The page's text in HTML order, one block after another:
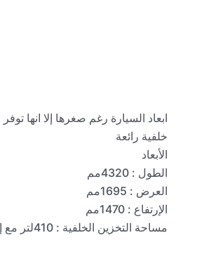
ابعاد السيارة رغم صغرها إلا انها
خلفية رائعة
الأبعاد
الطول : 4320مم
العرض : 1695مم
الإرتفاع : 1470مم
مساحة التخزين الخلفية : 410لتر مع إمكانية طي المقاعد الخلفية لتوفير مساحة اكبر للتخزين